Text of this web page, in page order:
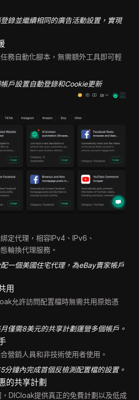
錄並繼續相同的廣告活動設置，實現
務自動化腳本，無需額外工具即可輕
戶設置自動登錄和Cookie更新
定代理，相容IPv4、IPv6、
輪換代理服務。
一個美國住宅代理，為eBay賣家帳戶
用
允許訪問配置檔時無需共用原始憑
僅需8美元的共享計劃運營多個帳戶。
營銷人員和非技術使用者使用。
分鐘內完成首個反檢測配置檔的設置。
的共享計劃
DICloak提供真正的免費計劃以及低成